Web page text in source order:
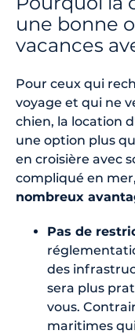
une bonne
vacances
Pour ceux qui
voyage et qui ne
chien, la location
une option plus
en croisière avec
compliqué en
nombreux
Pas de
des
sera plus
vous.
maritimes